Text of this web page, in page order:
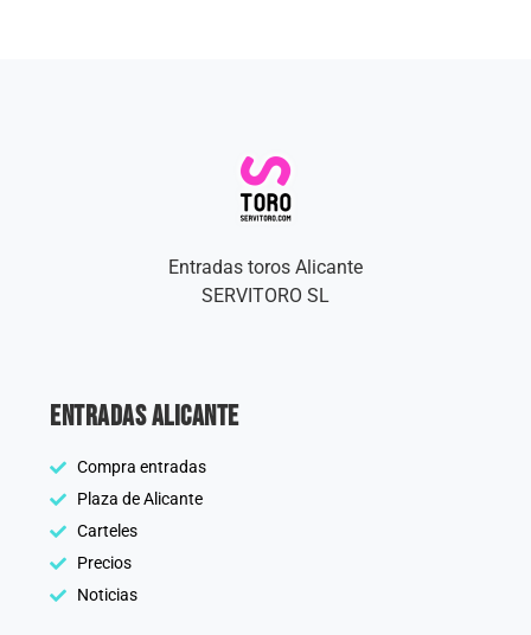
Entradas toros Alicante
SERVITORO SL
Entradas Alicante
Compra entradas
Plaza de Alicante
Carteles
Precios
Noticias